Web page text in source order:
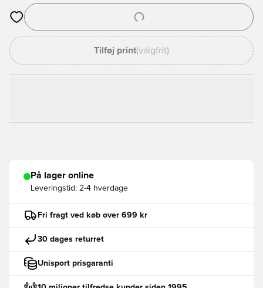
Åbner en Modal til at logge ind eller tilmelde dig som medlem
Tilføj print(valgfrit)
På lager online
Leveringstid: 2-4 hverdage
Fri fragt ved køb over 699 kr
30 dages returret
Unisport prisgaranti